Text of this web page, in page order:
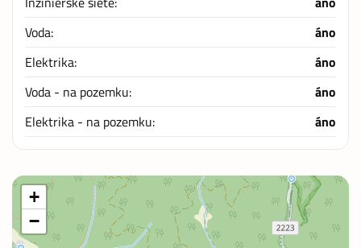
Voda:
áno
Elektrika:
áno
Voda - na pozemku:
áno
Elektrika - na pozemku:
áno
+
−